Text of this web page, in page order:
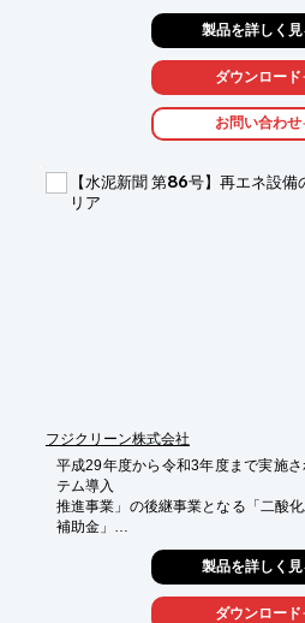
臭気種類に応じてカスタマイズ可能。
また、「土壌脱臭方式」は、上部で
安価なランニングコストなどといっ
＜活性炭脱臭方式＞
■省スペース
■屋内外で設置可能
製品を詳しく見
ダウンロード
お問い合わせ
【水泥新聞 第86号】再エネ設
リア
フジクリーン株式会社
平成29年度から令和3年度まで実施
テム導入
推進事業」の後継事業となる「二酸
補助金」
が、令和4年度からスタートしました
本補助金の対象を再確認するととも
解説いたします。
製品を詳しく見
ダウンロード